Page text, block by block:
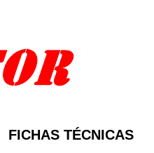
FICHAS TÉCNICAS